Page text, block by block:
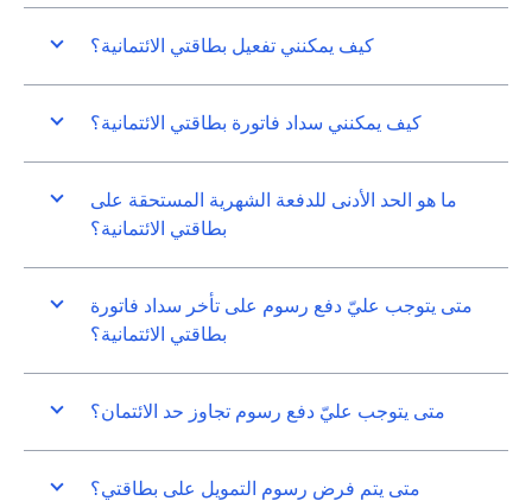
كيف يمكنني تفعيل بطاقتي الائتمانية؟
كيف يمكنني سداد فاتورة بطاقتي الائتمانية؟
ما هو الحد الأدنى للدفعة الشهرية المستحقة على
بطاقتي الائتمانية؟
متى يتوجب عليّ دفع رسوم على تأخر سداد فاتورة
بطاقتي الائتمانية؟
متى يتوجب عليّ دفع رسوم تجاوز حد الائتمان؟
متى يتم فرض رسوم التمويل على بطاقتي؟